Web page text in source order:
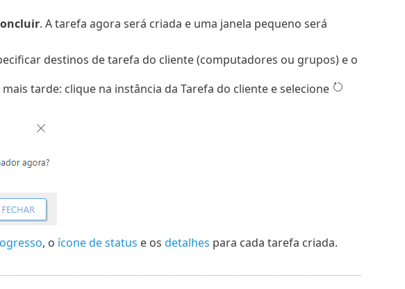
. A tarefa agora será criada e uma janela pequeno será
destinos de tarefa do cliente (computadores ou grupos) e o
mais tarde: clique na instância da Tarefa do cliente e selecione
, o ícone de status e os detalhes para cada tarefa criada.